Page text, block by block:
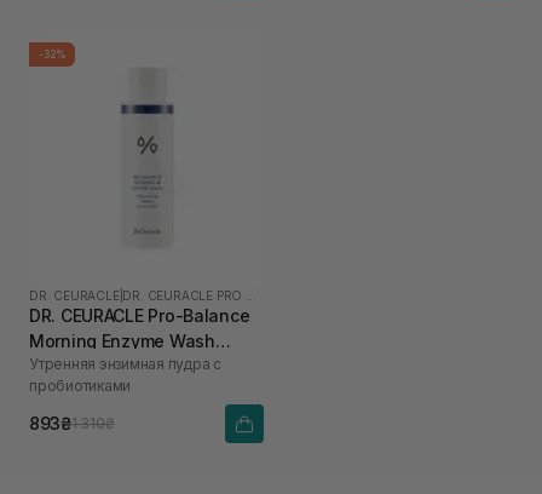
-32%
DR. CEURACLE
DR. CEURACLE Pro-Balance
Morning Enzyme Wash
(термін до 01.27р.) 50 г
Утренняя энзимная пудра с
пробиотиками
893₴1 310₴